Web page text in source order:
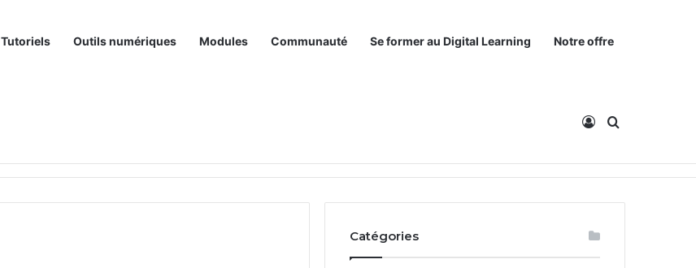
Tutoriels Outils numériques Modules Communauté Se former au Digital Learning Notre offre
Connexion
Rechercher
Catégories